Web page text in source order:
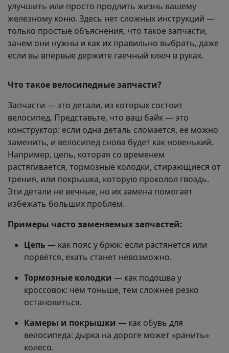
улучшить или просто продлить жизнь вашему
железному коню. Здесь нет сложных инструкций —
только простые объяснения, что такое запчасти,
зачем они нужны и как их правильно выбрать, даже
если вы впервые держите гаечный ключ в руках.
Что такое велосипедные запчасти?
Запчасти — это детали, из которых состоит
велосипед. Представьте, что ваш байк — это
конструктор: если одна деталь сломается, её можно
заменить, и велосипед снова будет как новенький.
Например, цепь, которая со временем
растягивается, тормозные колодки, стирающиеся от
трения, или покрышка, которую проколол гвоздь.
Эти детали не вечные, но их замена помогает
избежать больших проблем.
Примеры часто заменяемых запчастей:
Цепь — как пояс у брюк: если растянется или
порвётся, ехать станет невозможно.
Тормозные колодки — как подошва у
кроссовок: чем тоньше, тем сложнее резко
остановиться.
Камеры и покрышки — как обувь для
велосипеда: дырка на дороге может «ранить»
колесо.